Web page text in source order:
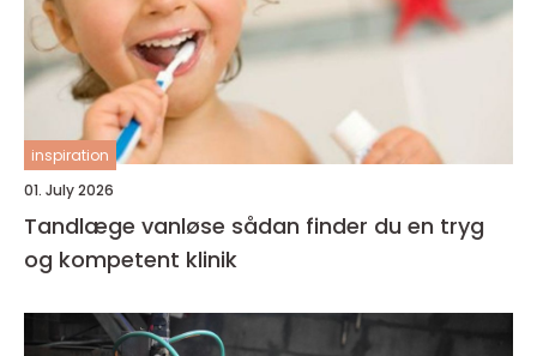
inspiration
01. July 2026
Tandlæge vanløse sådan finder du en tryg
og kompetent klinik